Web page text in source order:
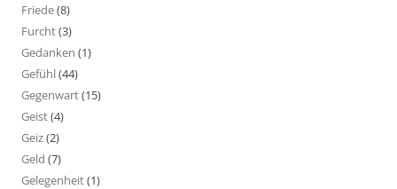
Friede(8)
Furcht(3)
Gedanken (1)
Gefühl(44)
Gegenwart(15)
Geist(4)
Geiz(2)
Geld (7)
Gelegenheit(1)